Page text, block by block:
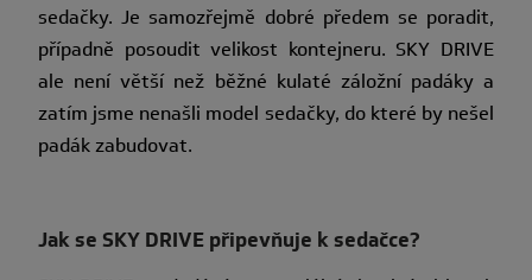
sedačky. Je samozřejmě dobré předem se poradit,
případně posoudit velikost kontejneru. SKY DRIVE
ale není větší než běžné kulaté záložní padáky a
zatím jsme nenašli model sedačky, do které by nešel
padák zabudovat.
Jak se SKY DRIVE připevňuje k sedačce?